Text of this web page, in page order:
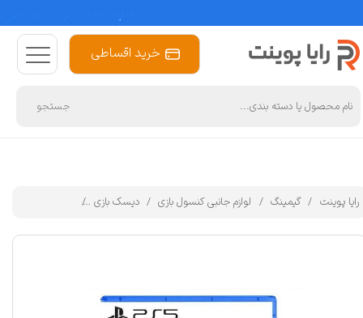
جستجو
خرید اقساطی
رایا پوینت گیمینگ لوازم جانبی کنسول بازی دیسک بازی